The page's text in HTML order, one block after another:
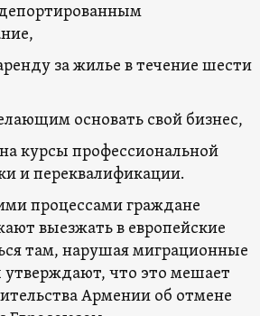
за жилье в течение шести
основать свой бизнес,
курсы профессиональной
и переквалификации.
процессами граждане
выезжать в европейские
там, нарушая миграционные
утверждают, что это мешает
Армении об отмене